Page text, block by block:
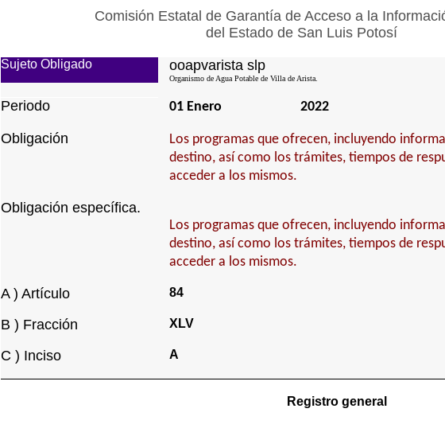
Comisión Estatal de Garantía de Acceso a la
del Estado de San Luis Potosí
Sujeto Obligado ooapvarista slp
Organismo de Agua Potable de Villa de Arista.
Periodo 01 Enero 2022
Obligación
Los programas que ofrecen, incluyendo
destino, así como los trámites, tiempos de
acceder a los mismos.
Obligación específica.
Los programas que ofrecen, incluyendo
destino, así como los trámites, tiempos de
acceder a los mismos.
A ) Artículo 84
B ) Fracción XLV
C ) Inciso A
Registro general